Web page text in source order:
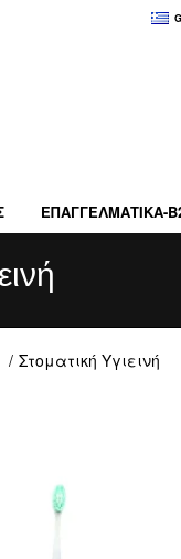
ΕΠΑΓΓΕΛΜΑΤΙΚA-
Στοματική Υγιεινή